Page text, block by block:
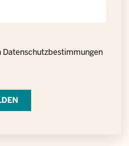
Datenschutzbestimmungen